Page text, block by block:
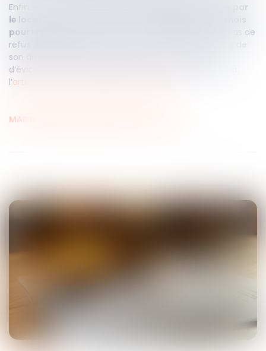
Enfin, en cas de demande de
renouvellement initiée par
le locataire
le bailleur dispose d’un délai de trois mois
pour répondre
. Son silence vaut acceptation, et en cas de
refus, il doit préciser les motifs et informer le locataire de
son droit à contester ou à solliciter une indemnité
d’éviction dans un délai de deux ans, conformément à
l’article L.145-60 du Code de commerce
MARTELLI, ESCARGUEL & AYRAL AVOCATS